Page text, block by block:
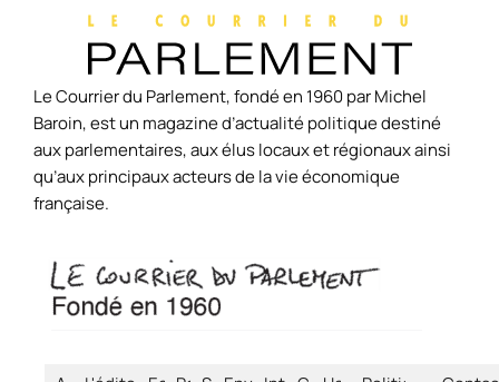
Le Courrier du Parlement, fondé en 1960 par Michel
Baroin, est un magazine d’actualité politique destiné
aux parlementaires, aux élus locaux et régionaux ainsi
qu’aux principaux acteurs de la vie économique
française.